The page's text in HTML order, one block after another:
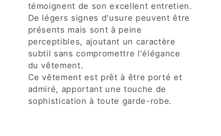
témoignent de son excellent entretien.
De légers signes d'usure peuvent être
présents mais sont à peine
perceptibles, ajoutant un caractère
subtil sans compromettre l'élégance
du vêtement.
Ce vêtement est prêt à être porté et
admiré, apportant une touche de
sophistication à toute garde-robe.